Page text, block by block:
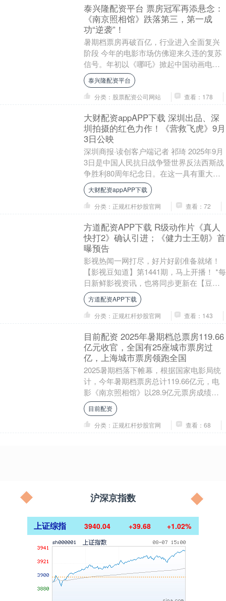
泰兴隆配资平台 票房冠军再添悬念：
《南京照相馆》跌落第三，第一成
功“逆袭”！
暑期档票房再破百亿，行业进入全面复兴
阶段 今年的电影市场仿佛迎来久违的复苏
信号。年初以《哪吒》掀起中国动画电影
的世界级关注，如今暑期档继续高歌猛
进，群星云集、题....
泰兴隆配资平台
分类：股票配资公司网站
查看：178
大财配资appAPP下载 深圳出品、深
圳拍摄的红色力作！《营救飞虎》9月
3日公映
深圳商报·读创客户端记者 祁琦 2025年9月
3日是中国人民抗日战争暨世界反法西斯战
争胜利80周年纪念日。在这一具有重大历
史意义的日子，由深圳电影制片厂有限公
司....
大财配资appAPP下载
分类：正规杠杆炒股官网
查看：72
方道配资APP下载 R级动作片《真人
快打2》确认引进；《健力士王朝》首
曝预告
影视热闻一网打尽，好片好剧准备就绪！
【影视豆知道】第1441期，马上开播！ *每
日新鲜影视资讯，也将同步更新在【豆瓣
电影】微信视频号，欢迎关注【豆瓣电
影】并准....
方道配资APP下载
分类：正规杠杆炒股官网
查看：143
目前配资 2025年暑期档总票房119.66
亿元收官，全国有25座城市票房过
亿，上海城市票房领跑全国
2025暑期档落下帷幕，根据国家电影局统
计，今年暑期档票房总计119.66亿元，电
影《南京照相馆》以28.9亿元票房成绩成
为2025暑期档票房冠军。城市票房来看....
目前配资
分类：正规杠杆炒股官网
查看：68
沪深京指数
上证综指 3940.04 +39.68 +1.02%